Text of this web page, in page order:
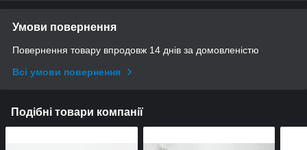
Умови повернення
Повернення товару впродовж 14 днів за домовленістю
Всі умови повернення
Подібні товари компанії